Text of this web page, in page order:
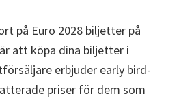
på Euro 2028 biljetter på
att köpa dina biljetter i
erbjuder early bird-
priser för dem som